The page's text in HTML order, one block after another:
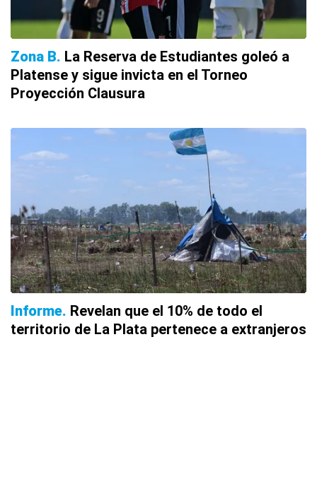
Zona B La Reserva de Estudiantes goleó a
Platense y sigue invicta en el Torneo
Proyección Clausura
Informe Revelan que el 10% de todo el
territorio de La Plata pertenece a extranjeros